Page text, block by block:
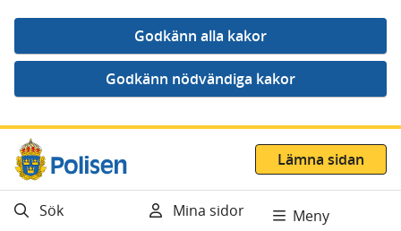
Gå direkt till innehåll
Lämna sidan
Sök Mina sidor Meny